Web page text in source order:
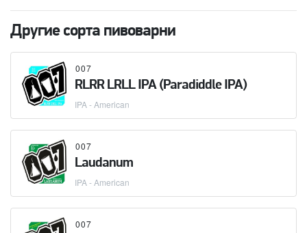
Другие сорта пивоварни
007
RLRR LRLL IPA (Paradiddle IPA)
IPA - American
007
Laudanum
IPA - American
007